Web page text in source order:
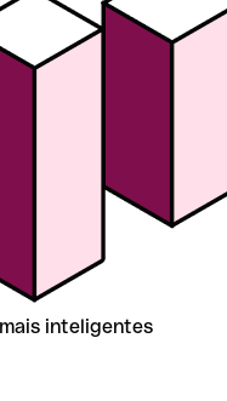
inteligentes